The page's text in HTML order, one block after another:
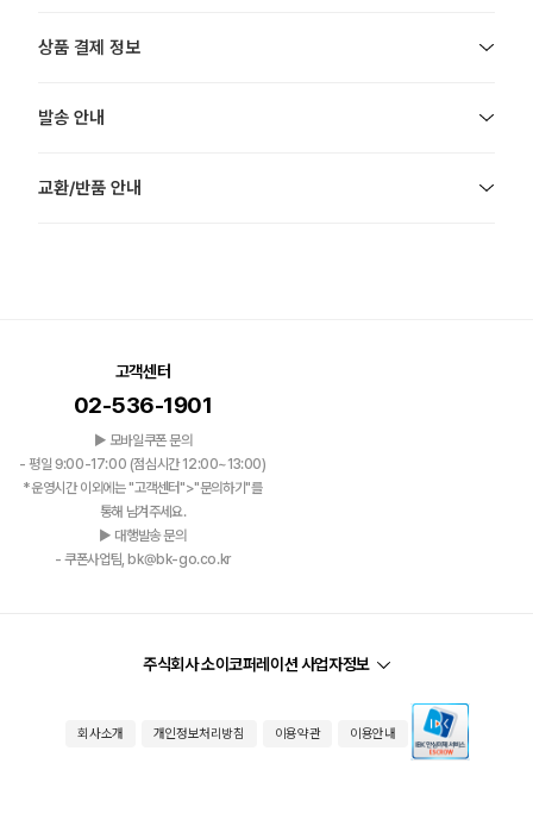
상품 결제 정보
발송 안내
교환/반품 안내
고객센터
02-536-1901
▶ 모바일쿠폰 문의
- 평일 9:00-17:00 (점심시간 12:00~13:00)
*운영시간 이외에는 "고객센터">"문의하기"를
통해 남겨주세요.
▶ 대행발송 문의
- 쿠폰사업팀, bk@bk-go.co.kr
주식회사 소이코퍼레이션 사업자정보
회사소개 개인정보처리방침 이용약관 이용안내